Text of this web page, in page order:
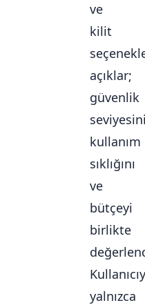
ve
kilit
açıklar;
güvenlik
kullanım
sıklığını
ve
bütçeyi
birlikte
yalnızca